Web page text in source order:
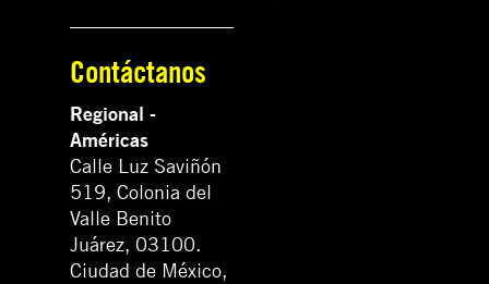
Contáctanos
Regional -
Américas
Calle Luz Saviñón
519, Colonia del
Valle Benito
Juárez, 03100.
Ciudad de México,